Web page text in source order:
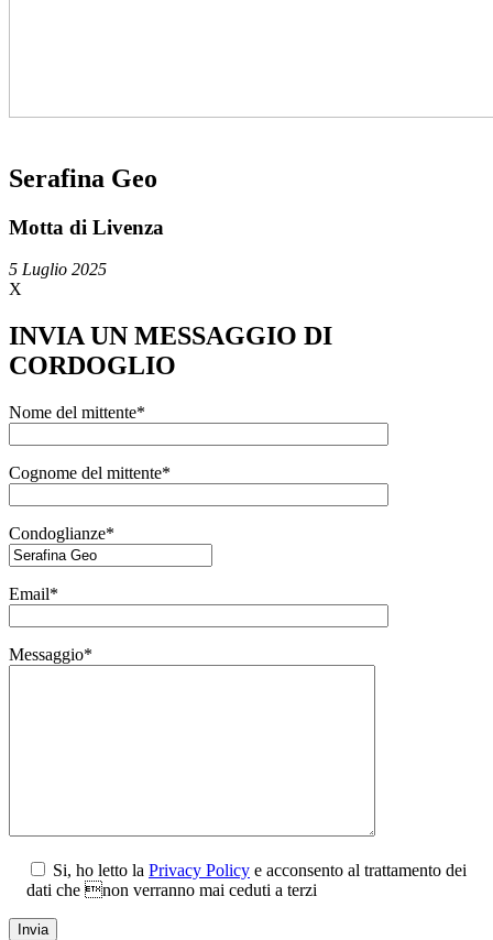
Serafina Geo
Motta di Livenza
5 Luglio 2025
X
INVIA UN MESSAGGIO DI
CORDOGLIO
Nome del mittente*
Cognome del mittente*
Condoglianze*
Email*
Messaggio*
Si, ho letto la Privacy Policy e acconsento al trattamento dei
dati che non verranno mai ceduti a terzi